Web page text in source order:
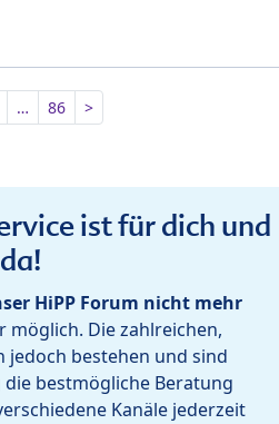
… 86 >
ist für dich und
HiPP Forum nicht mehr
Die zahlreichen,
jedoch bestehen und sind
bestmögliche Beratung
Kanäle jederzeit